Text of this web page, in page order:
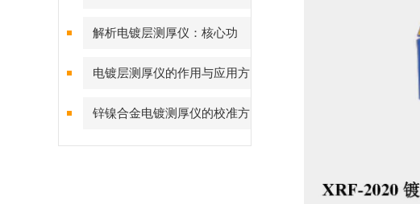
密协作的科技密码
解析电镀层测厚仪：核心功
能、行业应用与技术亮点
电镀层测厚仪的作用与应用方
向分析
锌镍合金电镀测厚仪的校准方
法与重要性